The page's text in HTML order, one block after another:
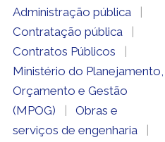
Administração pública
Contratação pública
Contratos Públicos
Ministério do Planejamento,
Orçamento e Gestão
(MPOG)
Obras e
serviços de engenharia